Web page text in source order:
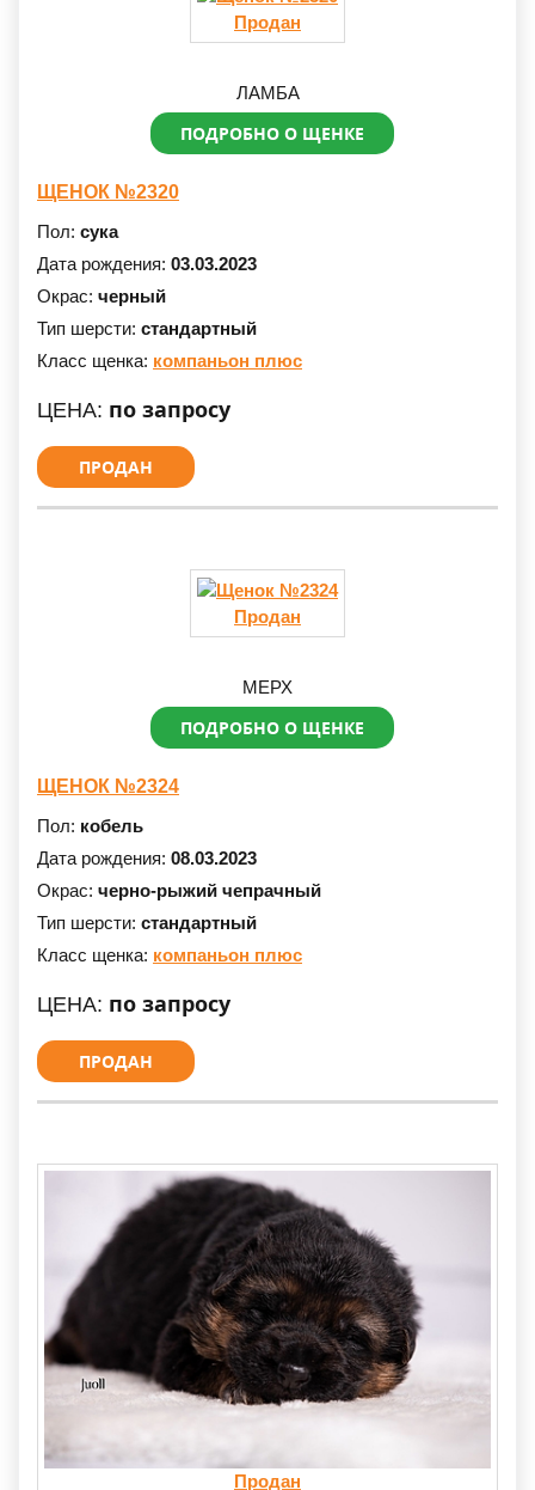
Продан
ЛАМБА
ПОДРОБНО О ЩЕНКЕ
ЩЕНОК №2320
Пол: сука
Дата рождения: 03.03.2023
Окрас: черный
Тип шерсти: стандартный
Класс щенка: компаньон плюс
ЦЕНА: по запросу
ПРОДАН
Продан
МЕРХ
ПОДРОБНО О ЩЕНКЕ
ЩЕНОК №2324
Пол: кобель
Дата рождения: 08.03.2023
Окрас: черно-рыжий чепрачный
Тип шерсти: стандартный
Класс щенка: компаньон плюс
ЦЕНА: по запросу
ПРОДАН
Продан